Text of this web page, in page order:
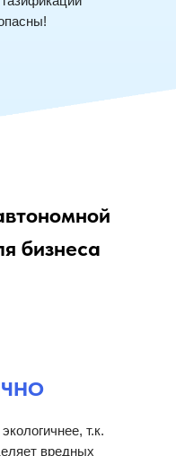
т.к.
вредных
бизнеса